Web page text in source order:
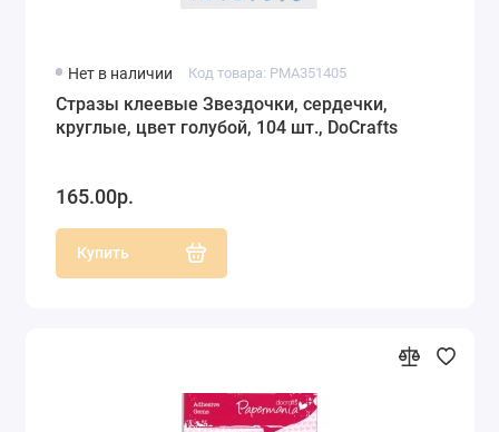
Нет в наличии Код товара: PMA351405
Стразы клеевые Звездочки, сердечки,
круглые, цвет голубой, 104 шт., DoCrafts
165.00р.
Купить